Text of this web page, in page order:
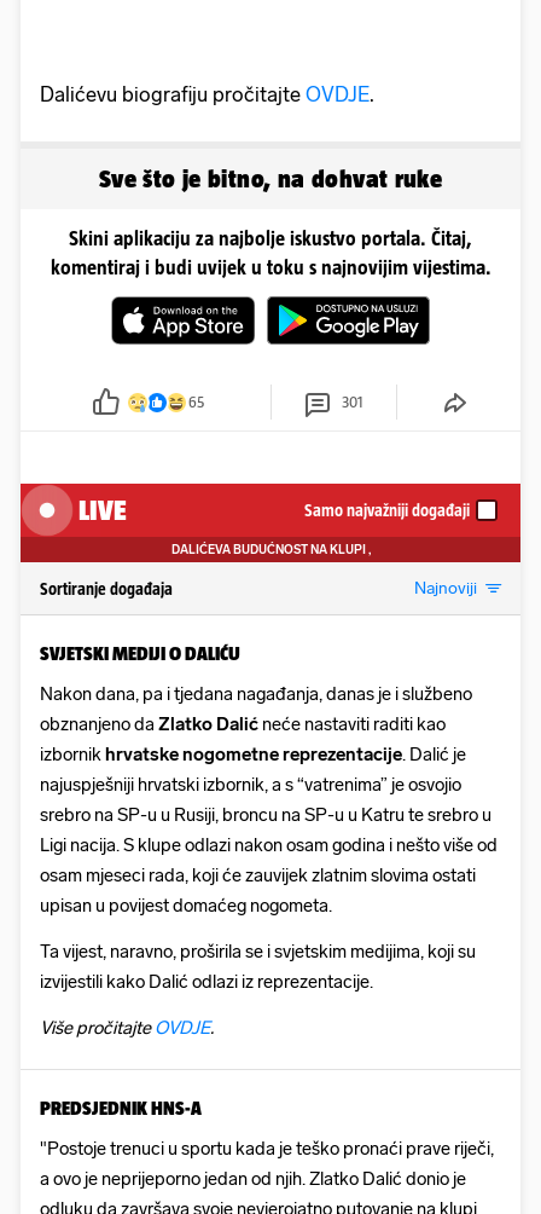
Dalićevu biografiju pročitajte OVDJE.
Sve što je bitno, na dohvat ruke
Skini aplikaciju za najbolje iskustvo portala. Čitaj,
komentiraj i budi uvijek u toku s najnovijim vijestima.
65 301
LIVE Samo najvažniji događaji
DALIĆEVA BUDUĆNOST NA KLUPI ,
Sortiranje događaja Najnoviji
SVJETSKI MEDIJI O DALIĆU
Nakon dana, pa i tjedana nagađanja, danas je i službeno
obznanjeno da Zlatko Dalić neće nastaviti raditi kao
izbornik hrvatske nogometne reprezentacije. Dalić je
najuspješniji hrvatski izbornik, a s “vatrenima” je osvojio
srebro na SP-u u Rusiji, broncu na SP-u u Katru te srebro u
Ligi nacija. S klupe odlazi nakon osam godina i nešto više od
osam mjeseci rada, koji će zauvijek zlatnim slovima ostati
upisan u povijest domaćeg nogometa.
Ta vijest, naravno, proširila se i svjetskim medijima, koji su
izvijestili kako Dalić odlazi iz reprezentacije.
Više pročitajteOVDJE.
PREDSJEDNIK HNS-A
"Postoje trenuci u sportu kada je teško pronaći prave riječi,
a ovo je neprijeporno jedan od njih. Zlatko Dalić donio je
odluku da završava svoje nevjerojatno putovanje na klupi